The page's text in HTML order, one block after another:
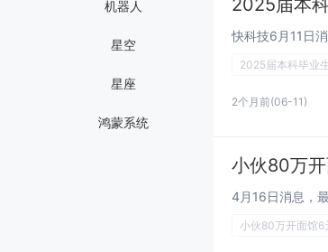
机器人
星空
星座
鸿蒙系统
2025届本科毕业
2个月前(06-11)
小伙80万
小伙80万开面馆6